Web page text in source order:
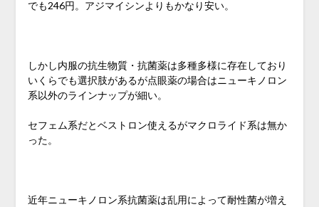
でも246円。アジマイシンよりもかなり安い。
しかし内服の抗生物質・抗菌薬は多種多様に存在しており
いくらでも選択肢があるが点眼薬の場合はニューキノロン
系以外のラインナップが細い。
セフェム系だとベストロン使えるがマクロライド系は無か
った。
近年ニューキノロン系抗菌薬は乱用によって耐性菌が増え